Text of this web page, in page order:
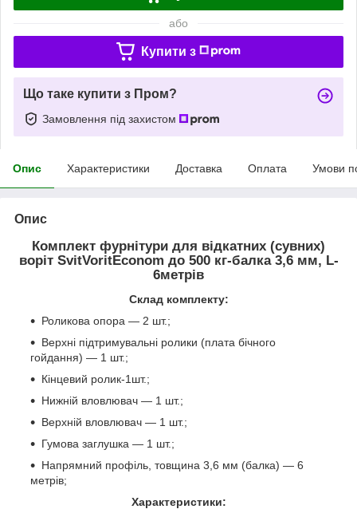
або
Купити з
Що таке купити з Пром?
Замовлення під захистом
Опис Характеристики Доставка Оплата Умови
Опис
Комплект фурнітури для відкатних (сувних)
воріт SvitVoritEconom до 500 кг-балка 3,6 мм, L-
6метрів
Склад комплекту:
Роликова опора — 2 шт.;
Верхні підтримувальні ролики (плата бічного
гойдання) — 1 шт.;
Кінцевий ролик-1шт.;
Нижній вловлювач — 1 шт.;
Верхній вловлювач — 1 шт.;
Гумова заглушка — 1 шт.;
Напрямний профіль, товщина 3,6 мм (балка) — 6
метрів;
Характеристики: